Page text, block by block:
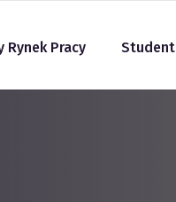
Rynek Pracy Student